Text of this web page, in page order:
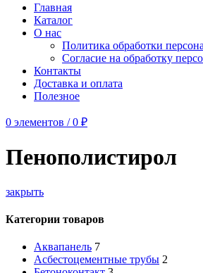
Главная
Каталог
О нас
Политика обработки
Согласие на обработку
Контакты
Доставка и оплата
Полезное
0 элементов / 0 ₽
Пенополистирол
закрыть
Категории товаров
Аквапанель 7
Асбестоцементные трубы 2